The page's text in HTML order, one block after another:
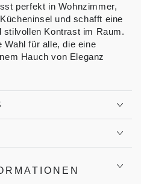
perfekt in Wohnzimmer,
und schafft eine
stilvollen Kontrast im Raum.
Wahl für alle, die eine
Hauch von Eleganz